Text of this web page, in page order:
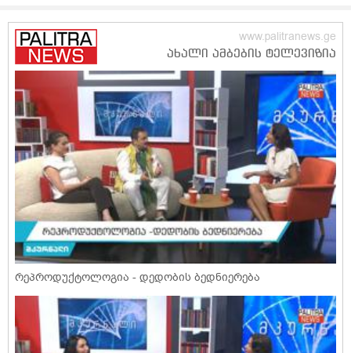
რეპროდუქტოლოგია - დედობის ბედნიერება